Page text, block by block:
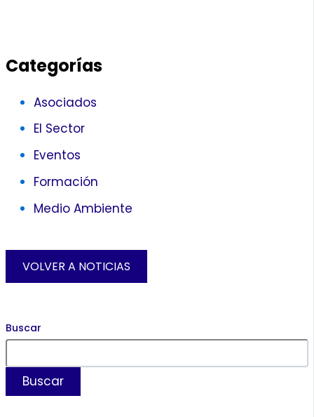
Categorías
Asociados
El Sector
Eventos
Formación
Medio Ambiente
VOLVER A NOTICIAS
Buscar
Buscar